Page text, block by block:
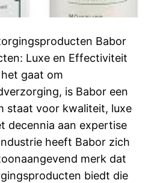
Babor
Luxe en Effectiviteit
gaat om
is Babor een
staat voor kwaliteit, luxe
decennia aan expertise
heeft Babor zich
merk dat
biedt die